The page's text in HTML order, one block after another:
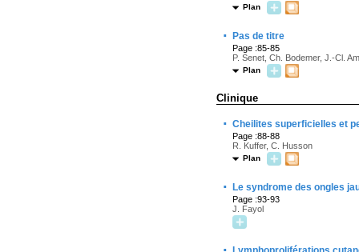
Plan
· Pas de titre
Page :85-85
P. Senet, Ch. Bodemer, J.-Cl.
Plan
Clinique
· Cheilites superficielles et
Page :88-88
R. Kuffer, C. Husson
Plan
· Le syndrome des ongles
Page :93-93
J. Fayol